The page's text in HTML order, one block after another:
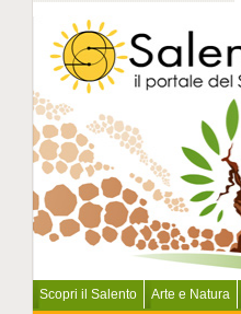
Scopri il Salento Arte e Natura